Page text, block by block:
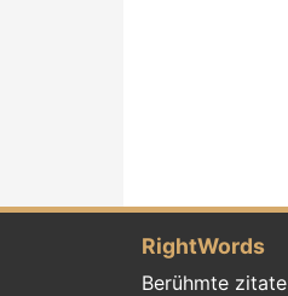
RightWords
Berühmte zitate